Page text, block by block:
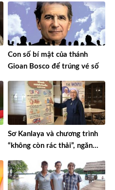
Con số bí mật của thánh
Gioan Bosco để trúng vé số
Sơ Kanlaya và chương trình
“không còn rác thải”, ngăn